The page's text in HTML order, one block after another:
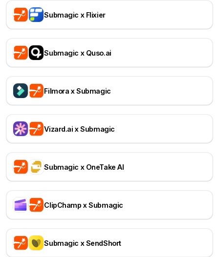
Submagic x Flixier
Submagic x Quso.ai
Filmora x Submagic
Vizard.ai x Submagic
Submagic x OneTake AI
ClipChamp x Submagic
Submagic x SendShort